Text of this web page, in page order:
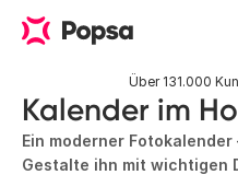
Über 131.000
Kalender im
Ein moderner
Gestalte ihn mit wichtigen